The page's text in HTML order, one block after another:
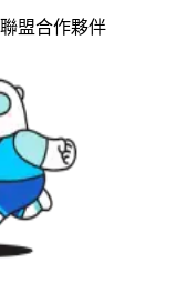
盟合作夥伴